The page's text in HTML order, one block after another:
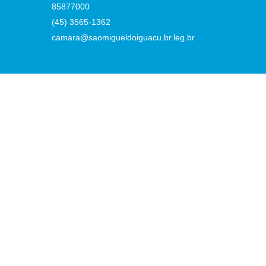
85877000
(45) 3565-1362
camara@saomigueldoiguacu.br.leg.br